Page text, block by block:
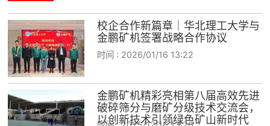
校企合作新篇章｜华北理工大学与
金鹏矿机签署战略合作协议
时间 : 2026/01/16 13:22
金鹏矿机精彩亮相第八届高效先进
破碎筛分与磨矿分级技术交流会，
以创新技术引领绿色矿山新时代